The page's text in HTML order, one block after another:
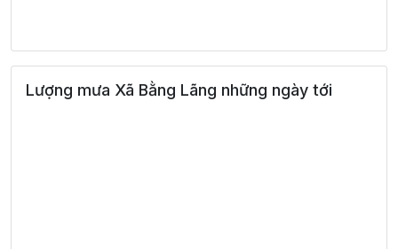
Lượng mưa Xã Bằng Lãng những ngày tới